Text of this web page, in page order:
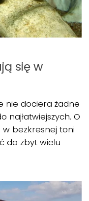
się w
nie dociera żadne
najłatwiejszych. O
bezkresnej toni
do zbyt wielu